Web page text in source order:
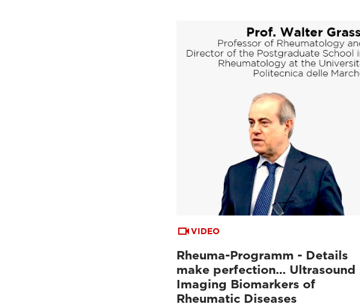
VIDEO
Rheuma-Programm - Details
make perfection… Ultrasound
Imaging Biomarkers of
Rheumatic Diseases